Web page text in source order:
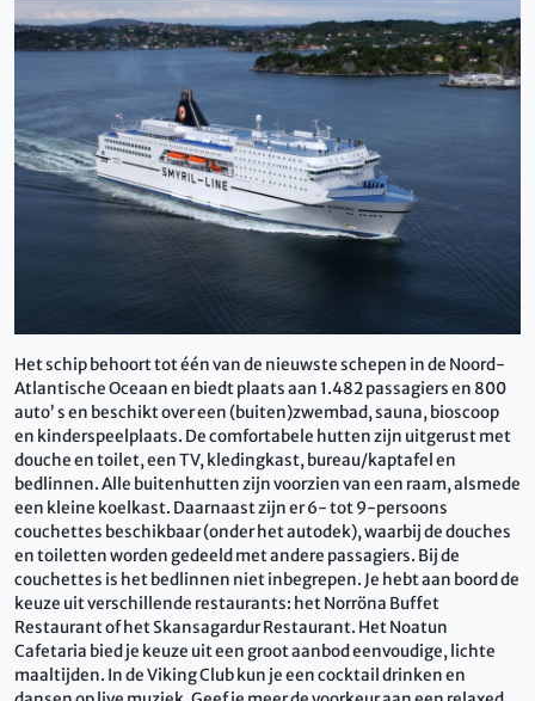
Het schip behoort tot één van de nieuwste schepen in de Noord-
Atlantische Oceaan en biedt plaats aan 1.482 passagiers en 800
auto’ s en beschikt over een (buiten)zwembad, sauna, bioscoop
en kinderspeelplaats. De comfortabele hutten zijn uitgerust met
douche en toilet, een TV, kledingkast, bureau/kaptafel en
bedlinnen. Alle buitenhutten zijn voorzien van een raam, alsmede
een kleine koelkast. Daarnaast zijn er 6- tot 9-persoons
couchettes beschikbaar (onder het autodek), waarbij de douches
en toiletten worden gedeeld met andere passagiers. Bij de
couchettes is het bedlinnen niet inbegrepen. Je hebt aan boord de
keuze uit verschillende restaurants: het Norröna Buffet
Restaurant of het Skansagardur Restaurant. Het Noatun
Cafetaria bied je keuze uit een groot aanbod eenvoudige, lichte
maaltijden. In de Viking Club kun je een cocktail drinken en